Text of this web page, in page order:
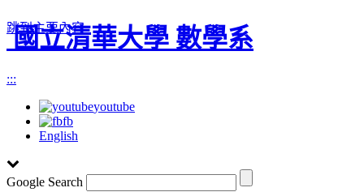
跳到主要內容
國立清華大學 數學系
:::
youtube
fb
English
Google Search